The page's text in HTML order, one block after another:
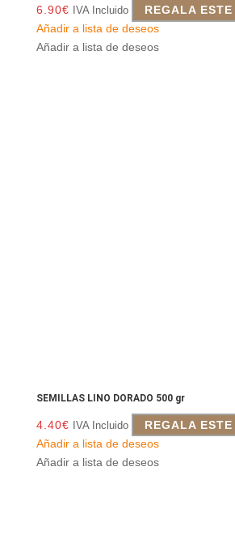
6.90€ IVA Incluido
REGALA
Añadir a lista de deseos
Añadir a lista de deseos
SEMILLAS LINO DORADO 500 gr
4.40€ IVA Incluido
REGALA
Añadir a lista de deseos
Añadir a lista de deseos